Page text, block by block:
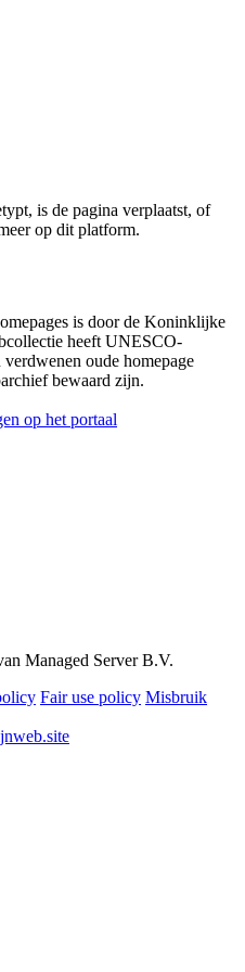
is de pagina verplaatst, of
op dit platform.
is door de Koninklijke
heeft UNESCO-
oude homepage
bewaard zijn.
op het portaal
Managed Server B.V.
Fair use policy Misbruik